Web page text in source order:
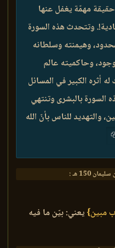
مهمّة يغفل عنها
وتتحدث هذه السورة
وهيمنته وسلطانه
وحاكميته عالم
أثره الكبير في المسائل
السورة بالبشرى وتنتهي
والتهديد للناس بأنّ الله
150 هـ :
مبين}يعني: بيّن ما فيه